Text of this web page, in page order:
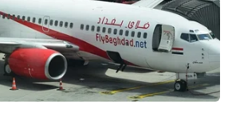
bằng USD là 4.200 tỷ USD,
Đức là 4.500 tỷ USD.